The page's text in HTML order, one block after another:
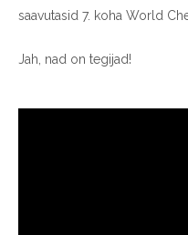
saavutasid 7. koha World
Jah, nad on tegijad!